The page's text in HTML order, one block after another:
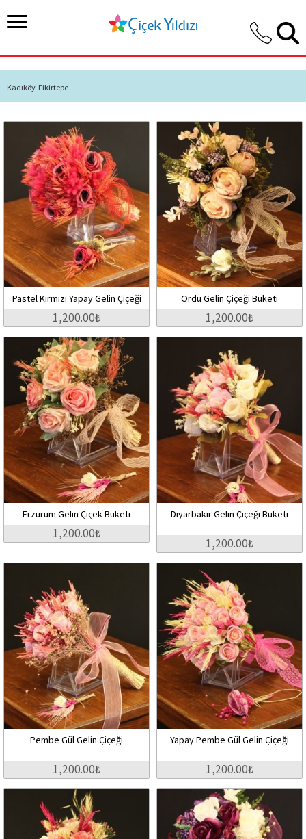
Kadıköy-Fikirtepe
Pastel Kırmızı Yapay Gelin Çiçeği
1,200.00₺
Ordu Gelin Çiçeği Buketi
1,200.00₺
Erzurum Gelin Çiçek Buketi
1,200.00₺
Diyarbakır Gelin Çiçeği Buketi
1,200.00₺
Pembe Gül Gelin Çiçeği
1,200.00₺
Yapay Pembe Gül Gelin Çiçeği
1,200.00₺